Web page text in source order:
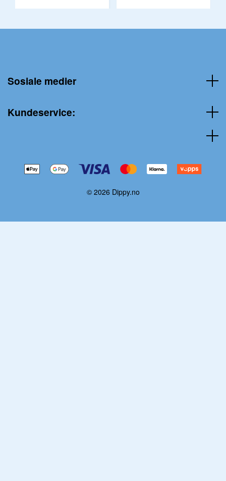
Sosiale medier
Kundeservice:
© 2026 Dippy.no